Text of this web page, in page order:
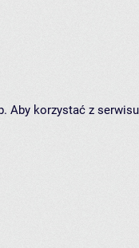
Aby korzystać z